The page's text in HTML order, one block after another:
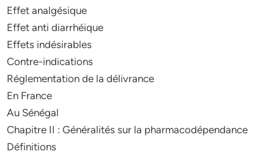
Effet analgésique
Effet anti diarrhéique
Effets indésirables
Contre-indications
Réglementation de la délivrance
En France
Au Sénégal
Chapitre II : Généralités sur la pharmacodépendance
Définitions